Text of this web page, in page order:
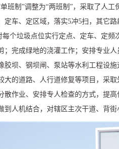
班制”调整为“两班制”，采取了人工
定车、定区域，落实5冲5扫，其它路
每个垃圾点位实行定点、定车、定
；完成绿地的浇灌工作；安排专业
胶坝、钢坝闸、泵站等水利工程设
大的道路、人行道修复等项目，采
散作业、安排专人检查的方式，提
人机结合，对辖区主次干道、背